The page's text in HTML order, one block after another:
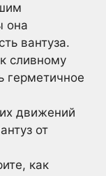
она
вантуза.
сливному
герметичное
движений
от
как